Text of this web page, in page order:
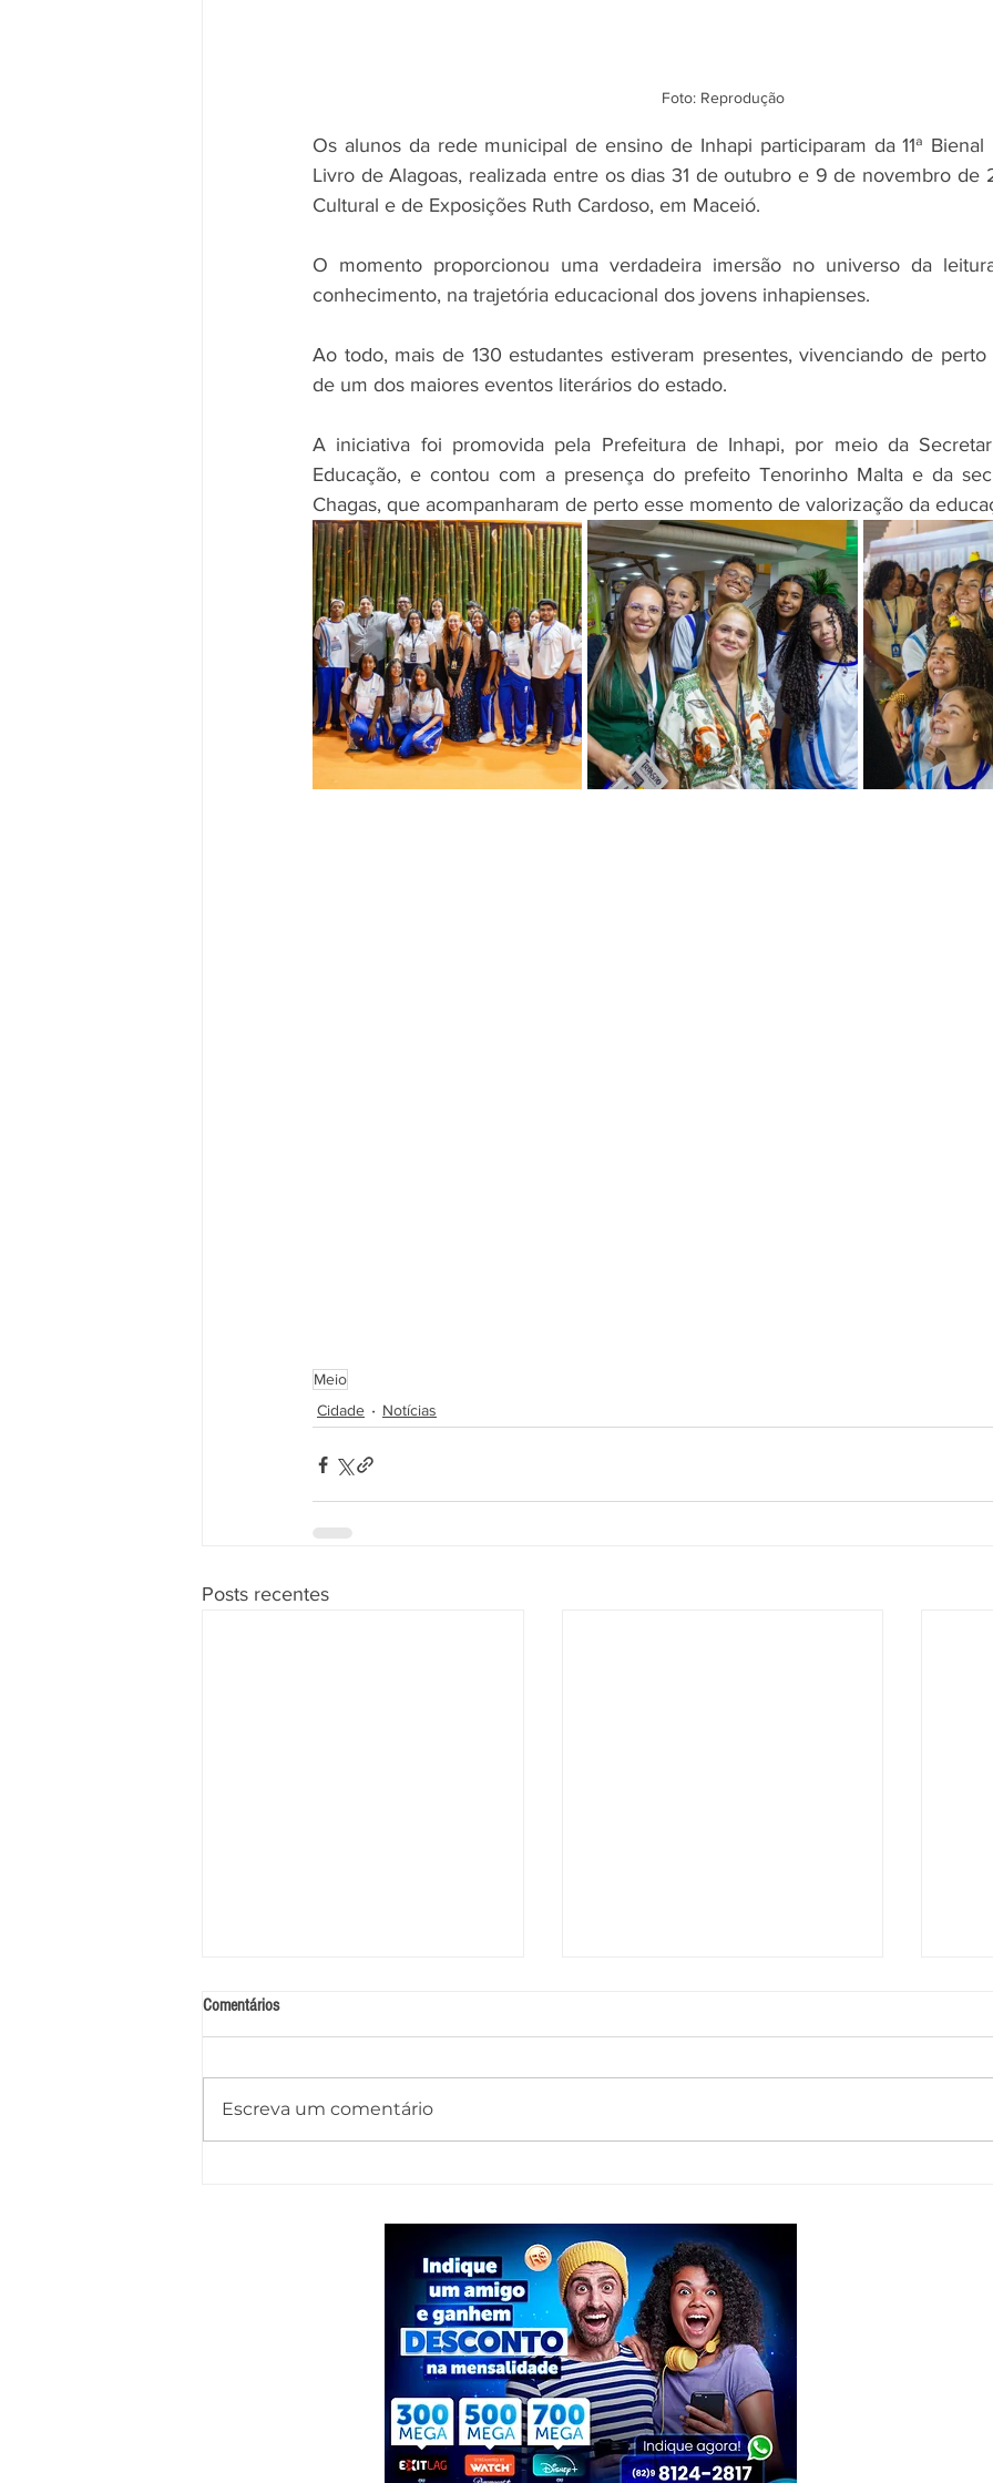
Foto: Reprodução
Os alunos da rede municipal de ensino de Inhapi participaram da 11ª Bienal
Livro de Alagoas, realizada entre os dias 31 de outubro e 9 de novembro de
Cultural e de Exposições Ruth Cardoso, em Maceió.
O momento proporcionou uma verdadeira imersão no universo da
conhecimento, na trajetória educacional dos jovens inhapienses.
Ao todo, mais de 130 estudantes estiveram presentes, vivenciando de perto
de um dos maiores eventos literários do estado.
A iniciativa foi promovida pela Prefeitura de Inhapi, por meio da
Educação, e contou com a presença do prefeito Tenorinho Malta e da
Chagas, que acompanharam de perto esse momento de valorização da
Meio
Cidade
Notícias
Posts recentes
dois feridos em Água Branca
Comentários
Escreva um comentário